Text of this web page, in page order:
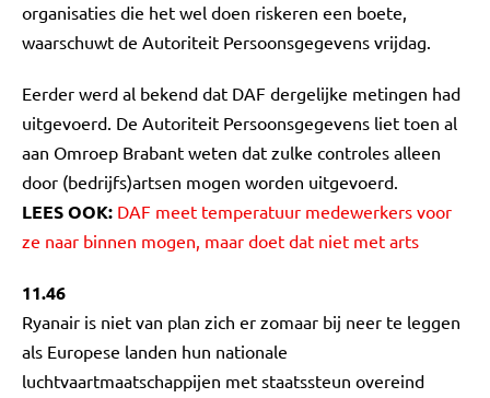
organisaties die het wel doen riskeren een boete,
waarschuwt de Autoriteit Persoonsgegevens vrijdag.
Eerder werd al bekend dat DAF dergelijke metingen had
uitgevoerd. De Autoriteit Persoonsgegevens liet toen al
aan Omroep Brabant weten dat zulke controles alleen
door (bedrijfs)artsen mogen worden uitgevoerd.
LEES OOK: DAF meet temperatuur medewerkers voor
ze naar binnen mogen, maar doet dat niet met arts
11.46
Ryanair is niet van plan zich er zomaar bij neer te leggen
als Europese landen hun nationale
luchtvaartmaatschappijen met staatssteun overeind